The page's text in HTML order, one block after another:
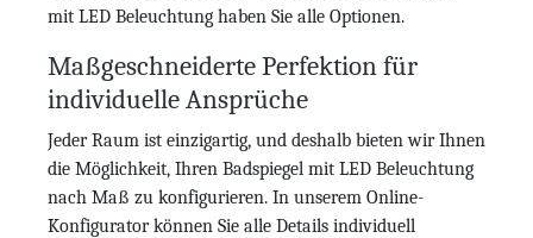
mit LED Beleuchtung haben Sie alle Optionen.
Maßgeschneiderte Perfektion für
individuelle Ansprüche
Jeder Raum ist einzigartig, und deshalb bieten wir Ihnen
die Möglichkeit, Ihren Badspiegel mit LED Beleuchtung
nach Maß zu konfigurieren. In unserem Online-
Konfigurator können Sie alle Details individuell